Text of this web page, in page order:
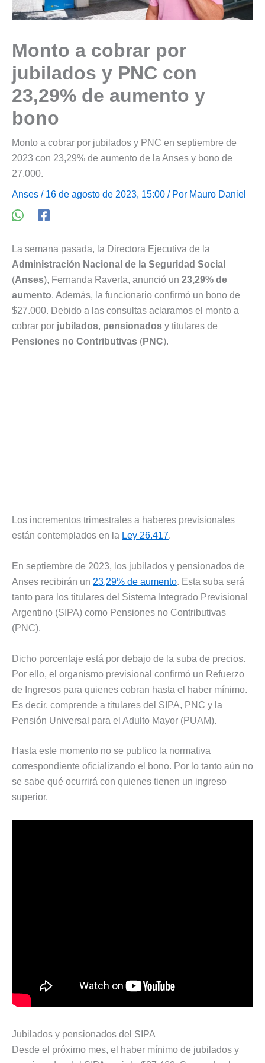
Monto a cobrar por
jubilados y PNC con
23,29% de aumento y
bono
Monto a cobrar por jubilados y PNC en septiembre de
2023 con 23,29% de aumento de la Anses y bono de
27.000.
Anses / 16 de agosto de 2023, 15:00 / Por Mauro Daniel
La semana pasada, la Directora Ejecutiva de la
Administración Nacional de la Seguridad Social
(Anses), Fernanda Raverta, anunció un 23,29% de
aumento. Además, la funcionario confirmó un bono de
$27.000. Debido a las consultas aclaramos el monto a
cobrar por jubilados, pensionados y titulares de
Pensiones no Contributivas (PNC).
Los incrementos trimestrales a haberes previsionales
están contemplados en la Ley 26.417.
En septiembre de 2023, los jubilados y pensionados de
Anses recibirán un 23,29% de aumento. Esta suba será
tanto para los titulares del Sistema Integrado Previsional
Argentino (SIPA) como Pensiones no Contributivas
(PNC).
Dicho porcentaje está por debajo de la suba de precios.
Por ello, el organismo previsional confirmó un Refuerzo
de Ingresos para quienes cobran hasta el haber mínimo.
Es decir, comprende a titulares del SIPA, PNC y la
Pensión Universal para el Adulto Mayor (PUAM).
Hasta este momento no se publico la normativa
correspondiente oficializando el bono. Por lo tanto aún no
se sabe qué ocurrirá con quienes tienen un ingreso
superior.
Jubilados y pensionados del SIPA
Desde el próximo mes, el haber mínimo de jubilados y